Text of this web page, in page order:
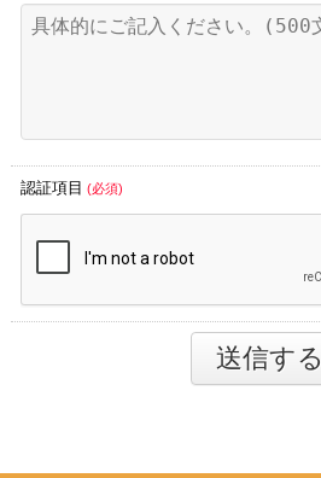
認証項目 (必須)
送信する